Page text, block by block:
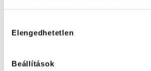
kiválasztása
Elengedhetetlen
Beállítások